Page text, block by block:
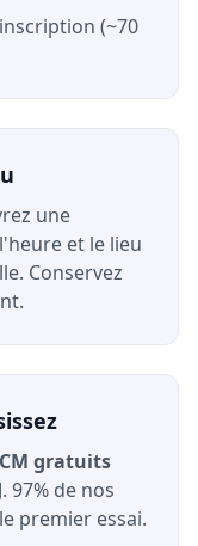
(~70
une
et le lieu
Conservez
gratuits
97% de nos
premier essai.